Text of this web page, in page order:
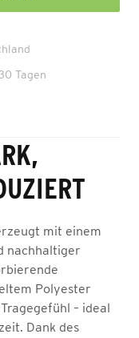
Tagen
mit einem
nachhaltiger
Polyester
– ideal
Dank des